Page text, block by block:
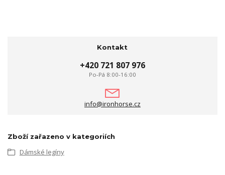
Kontakt
+420 721 807 976
Po-Pá 8:00-16:00
info@ironhorse.cz
Zboží zařazeno v kategoriích
Dámské legíny